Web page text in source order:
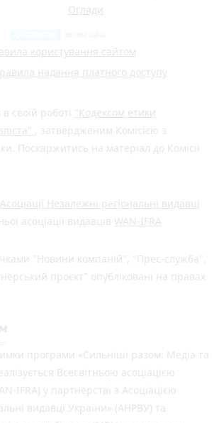
Огляди
користування сайтом
надання платного доступу
своїй роботі "Кодексом етики
, затвердженим Комісією з
Поскаржитись на матеріал до Комісії
Асоціації Незалежні регіональні видавці
асоціації видавців WAN-IFRA
"Новини компаній", "Прес-служба",
проєкт" опубліковані на правах
програми «Сильніші разом: Медіа та
Всесвітньою асоціацією
IFRA) у партнерстві з Асоціацією
видавці України» (АНРВУ) та